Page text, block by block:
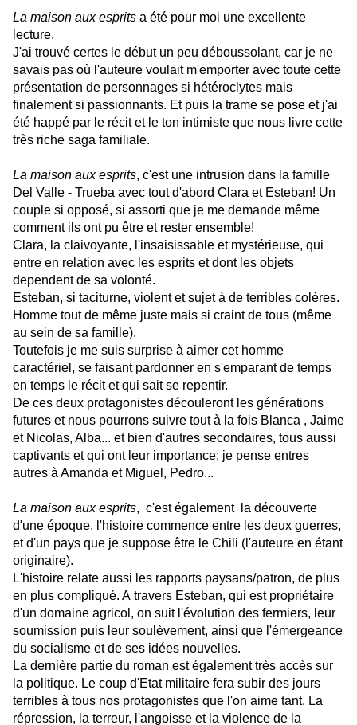
La maison aux esprits a été pour moi une excellente
lecture.
J'ai trouvé certes le début un peu déboussolant, car je ne
savais pas où l'auteure voulait m'emporter avec toute cette
présentation de personnages si hétéroclytes mais
finalement si passionnants. Et puis la trame se pose et j'ai
été happé par le récit et le ton intimiste que nous livre cette
très riche saga familiale.
La maison aux esprits, c'est une intrusion dans la famille
Del Valle - Trueba avec tout d'abord Clara et Esteban! Un
couple si opposé, si assorti que je me demande même
comment ils ont pu être et rester ensemble!
Clara, la claivoyante, l'insaisissable et mystérieuse, qui
entre en relation avec les esprits et dont les objets
dependent de sa volonté.
Esteban, si taciturne, violent et sujet à de terribles colères.
Homme tout de même juste mais si craint de tous (même
au sein de sa famille).
Toutefois je me suis surprise à aimer cet homme
caractériel, se faisant pardonner en s'emparant de temps
en temps le récit et qui sait se repentir.
De ces deux protagonistes découleront les générations
futures et nous pourrons suivre tout à la fois Blanca , Jaime
et Nicolas, Alba... et bien d'autres secondaires, tous aussi
captivants et qui ont leur importance; je pense entres
autres à Amanda et Miguel, Pedro...
La maison aux esprits, c'est également la découverte
d'une époque, l'histoire commence entre les deux guerres,
et d'un pays que je suppose être le Chili (l'auteure en étant
originaire).
L'histoire relate aussi les rapports paysans/patron, de plus
en plus compliqué. A travers Esteban, qui est propriétaire
d'un domaine agricol, on suit l'évolution des fermiers, leur
soumission puis leur soulèvement, ainsi que l'émergeance
du socialisme et de ses idées nouvelles.
La dernière partie du roman est également très accès sur
la politique. Le coup d'Etat militaire fera subir des jours
terribles à tous nos protagonistes que l'on aime tant. La
répression, la terreur, l'angoisse et la violence de la